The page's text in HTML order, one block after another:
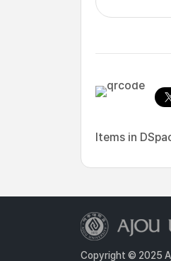
Items in
Copyright © 2025